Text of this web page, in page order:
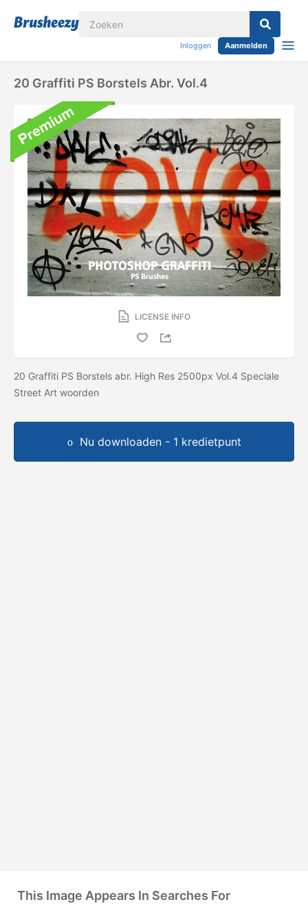
Inloggen Aanmelden
20 Graffiti PS Borstels Abr. Vol.4
LICENSE INFO
20 Graffiti PS Borstels abr. High Res 2500px Vol.4 Speciale
Street Art woorden
Nu downloaden - 1 kredietpunt
This Image Appears In Searches For